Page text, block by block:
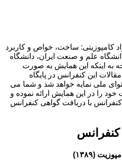
کامپوزیتی: ساخت، خواص و کاربرد
آذر ۱۴۰۳ توسط دانشگاه علم و صنعت ایران، دانشگاه
به اینکه این همایش به صورت
این کنفرانس در پایگاه
ملی نمایه خواهد شد و شما می
خود را در این همایش ارائه نموده و
کنفرانس با دریافت گواهی کنفرانس
(۱۳۸۹)